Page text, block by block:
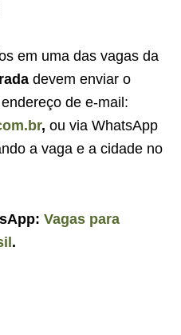
em uma das vagas da
devem enviar o
de e-mail:
, ou via WhatsApp
a vaga e a cidade no
Vagas para
.